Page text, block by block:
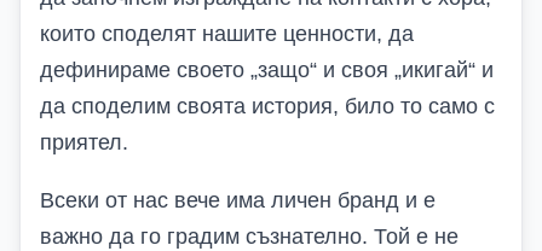
които споделят нашите ценности, да
дефинираме своето „защо“ и своя „икигай“ и
да споделим своята история, било то само с
приятел.
Всеки от нас вече има личен бранд и е
важно да го градим съзнателно. Той е не